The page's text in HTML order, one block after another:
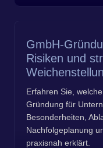
GmbH-
Risiken und
Erfahren Sie,
Gründung für
Besonderheiten,
Nachfolgeplanung
praxisnah erklärt.